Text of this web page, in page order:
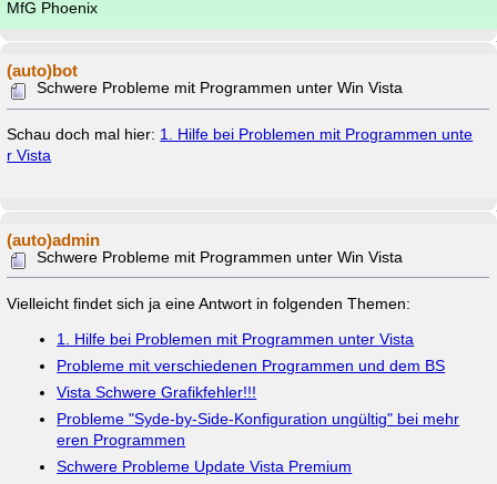
MfG Phoenix
(auto)bot
Schwere Probleme mit Programmen unter Win Vista
Schau doch mal hier: 1. Hilfe bei Problemen mit Programmen unte
r Vista
(auto)admin
Schwere Probleme mit Programmen unter Win Vista
Vielleicht findet sich ja eine Antwort in folgenden Themen:
1. Hilfe bei Problemen mit Programmen unter Vista
Probleme mit verschiedenen Programmen und dem BS
Vista Schwere Grafikfehler!!!
Probleme "Syde-by-Side-Konfiguration ungültig" bei mehr
eren Programmen
Schwere Probleme Update Vista Premium